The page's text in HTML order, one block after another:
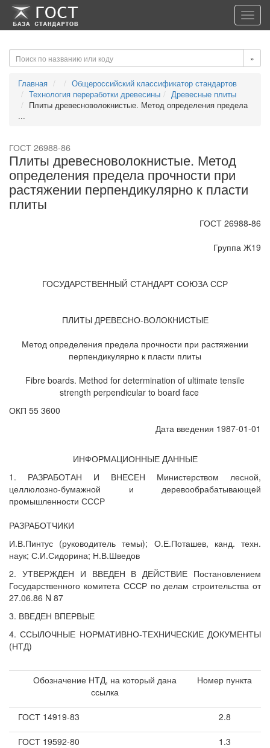
-->-->
»
Главная
Общероссийский классификатор стандартов
Технология переработки древесины
Древесные плиты
Плиты древесноволокнистые. Метод определения предела
...
ГОСТ 26988-86
Плиты древесноволокнистые. Метод
определения предела прочности при
растяжении перпендикулярно к пласти
плиты
ГОСТ 26988-86
Группа Ж19
ГОСУДАРСТВЕННЫЙ СТАНДАРТ СОЮЗА ССР
ПЛИТЫ ДРЕВЕСНО-ВОЛОКНИСТЫЕ
Метод определения предела прочности при растяжении
перпендикулярно к пласти плиты
Fibre boards. Method for determination of ultimate tensile
strength perpendicular to board face
ОКП 55 3600
Дата введения 1987-01-01
ИНФОРМАЦИОННЫЕ ДАННЫЕ
1. РАЗРАБОТАН И ВНЕСЕН Министерством лесной,
целлюлозно-бумажной и деревообрабатывающей
промышленности СССР
РАЗРАБОТЧИКИ
И.В.Пинтус (руководитель темы); О.Е.Поташев, канд. техн.
наук; С.И.Сидорина; Н.В.Шведов
2. УТВЕРЖДЕН И ВВЕДЕН В ДЕЙСТВИЕ Постановлением
Государственного комитета СССР по делам строительства от
27.06.86 N 87
3. ВВЕДЕН ВПЕРВЫЕ
4. ССЫЛОЧНЫЕ НОРМАТИВНО-ТЕХНИЧЕСКИЕ ДОКУМЕНТЫ
(НТД)
Обозначение НТД, на который дана
ссылка
Номер пункта
ГОСТ 14919-83 2.8
ГОСТ 19592-80 1.3